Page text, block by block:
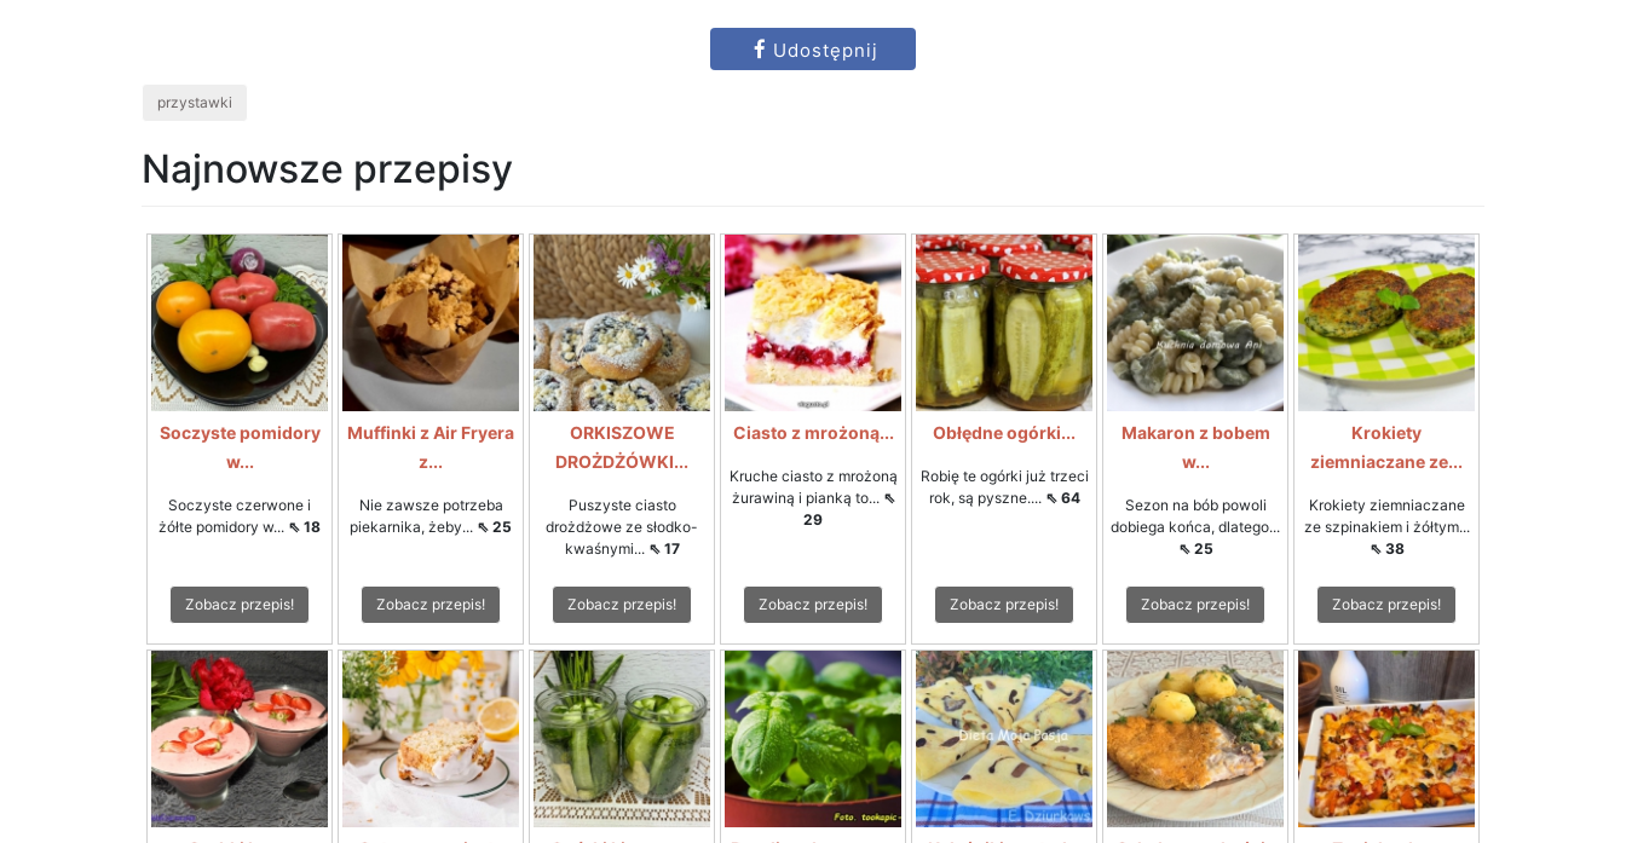
Udostępnij
przystawki
Najnowsze przepisy
Soczyste pomidory
w...
Soczyste czerwone i
żółte pomidory w... ⇖ 18
Zobacz przepis!
Muffinki z Air Fryera
z...
Nie zawsze potrzeba
piekarnika, żeby... ⇖ 25
Zobacz przepis!
ORKISZOWE
DROŻDŻÓWKI...
Puszyste ciasto
drożdżowe ze słodko-
kwaśnymi... ⇖ 17
Zobacz przepis!
Ciasto z mrożoną...
Kruche ciasto z mrożoną
żurawiną i pianką to... ⇖
29
Zobacz przepis!
Obłędne ogórki...
Robię te ogórki już trzeci
rok, są pyszne.... ⇖ 64
Zobacz przepis!
Makaron z bobem
w...
Sezon na bób powoli
dobiega końca, dlatego...
⇖ 25
Zobacz przepis!
Krokiety
ziemniaczane ze...
Krokiety ziemniaczane
ze szpinakiem i żółtym...
⇖ 38
Zobacz przepis!